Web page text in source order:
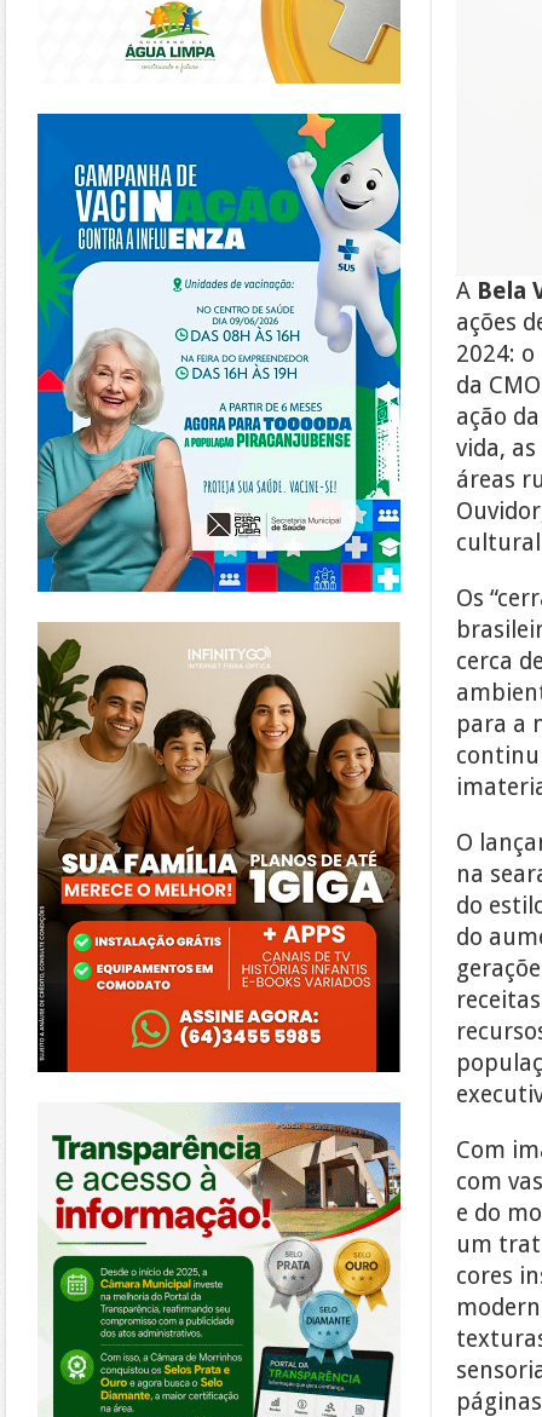
A Bela
ações
2024: o
da
ação
vida,
áreas
Os
cerca
para a
O
na
do
do
Com
com
e do
um
cores
https://piracanjuba.go.gov.br/
https://www.infinitygo.com.br/
https://morrinhos.go.leg.br/